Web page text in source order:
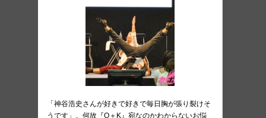
「神谷浩史さんが好きで好きで毎日胸が張り裂けそ
うです」。何故『O＋K』宛なのかわからないお悩